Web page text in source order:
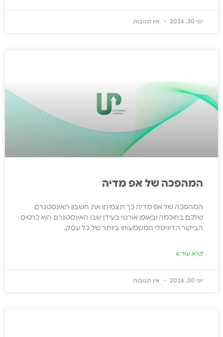
יוני 30, 2026 אין תגובות
המהפכה של אפ מדיה
המהפכה של אפ מדיה כך תצמיחו את חשבון האינסטגרם
שלכם בחוכמה ובאופן אורגני בעידן שבו האינסטגרם הוא כרטיס
הביקור הדיגיטלי המשמעותי ביותר של כל עסק,
קרא עוד »
יוני 30, 2026 אין תגובות